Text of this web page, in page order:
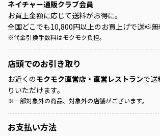
ネイチャー通販クラブ会員
お買上金額に応じて送料がお得に。
全国どこでも10,800円以上のお買上げで送料無
※代金引換手数料はモクモク負担。
店頭でのお引き取り
お近くのモクモク直営店・直営レストランで送
りいただけます。
※一部対象外の商品、対象外の店舗がございます。
お支払い方法